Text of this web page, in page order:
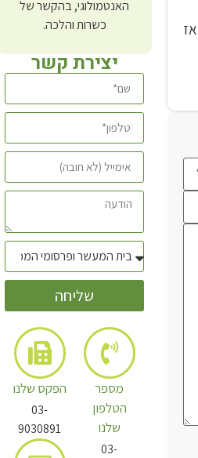
האנטמולוגי, בהקשר של
כשרות והלכה.
יצירת קשר
שליחה
מספר
הטלפון
שלנו
03-
הפקס שלנו
03-
9030891